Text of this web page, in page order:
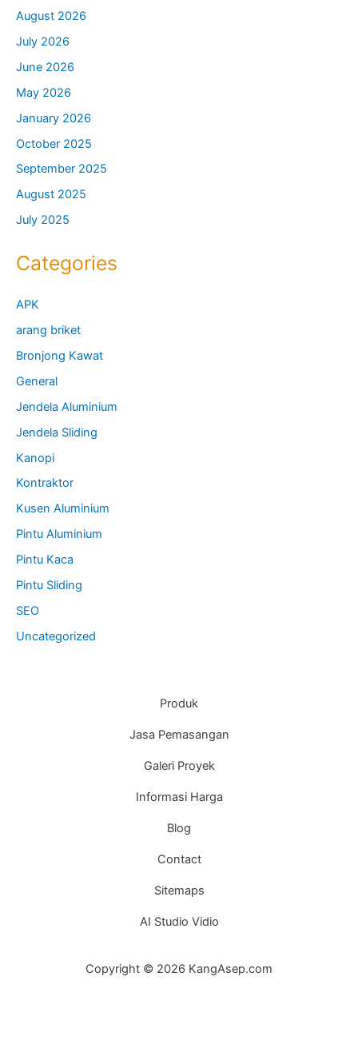
August 2026
July 2026
June 2026
May 2026
January 2026
October 2025
September 2025
August 2025
July 2025
Categories
APK
arang briket
Bronjong Kawat
General
Jendela Aluminium
Jendela Sliding
Kanopi
Kontraktor
Kusen Aluminium
Pintu Aluminium
Pintu Kaca
Pintu Sliding
SEO
Uncategorized
Produk
Jasa Pemasangan
Galeri Proyek
Informasi Harga
Blog
Contact
Sitemaps
AI Studio Vidio
Copyright © 2026 KangAsep.com